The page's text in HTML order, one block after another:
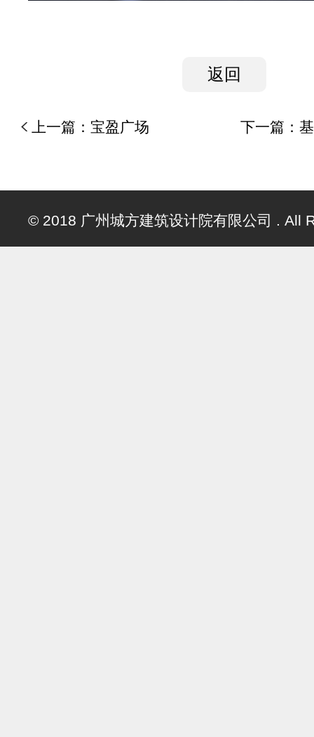
返回
上一篇： 宝盈广场 下一篇：
© 2018 广州城方建筑设计院有限公司 . All